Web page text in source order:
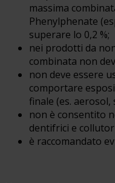
massima
Phenylphenate
superare lo 0,2 %;
nei prodotti da
combinata non
non deve essere
comportare
finale (es. aerosol,
non è consentito
dentifrici e
è raccomandato